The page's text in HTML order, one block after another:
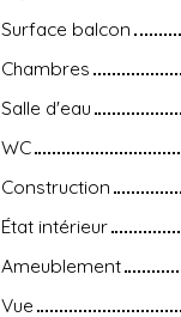
Surface balcon
Chambres
Salle d'eau
WC
Construction
État intérieur
Ameublement
Vue